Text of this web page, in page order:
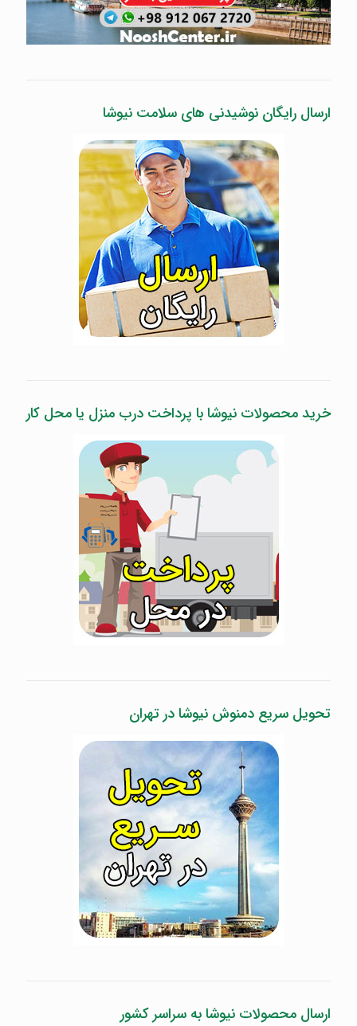
ارسال رایگان نوشیدنی های سلامت نیوشا
خرید محصولات نیوشا با پرداخت درب منزل یا محل کار
تحویل سریع دمنوش نیوشا در تهران
ارسال محصولات نیوشا به سراسر کشور